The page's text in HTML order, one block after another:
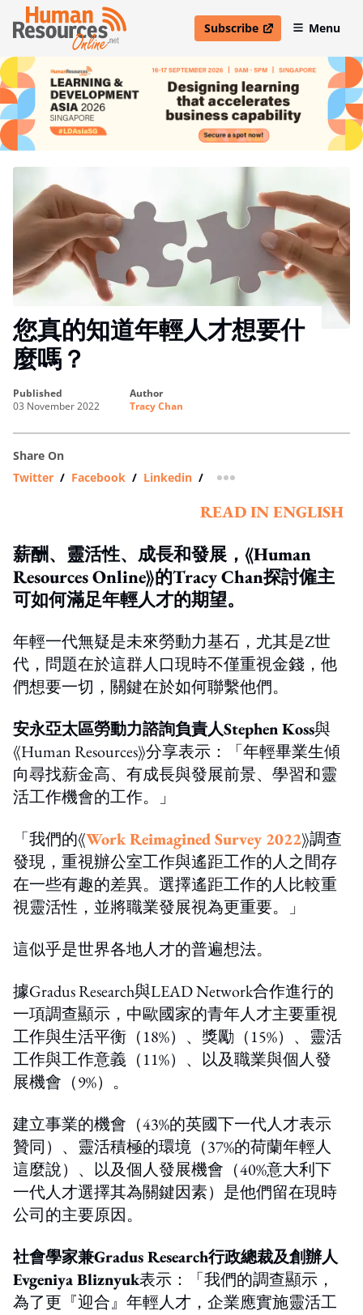
Subscribe
open in new windowMenu
您真的知道年輕人才想要什
麼嗎？
published
03 November 2022
author
Tracy Chan
Share On
Twitter / Facebook / Linkedin / more sharing option
READ IN ENGLISH
薪酬、靈活性、成長和發展，《Human
Resources Online》的Tracy Chan探討僱主
可如何滿足年輕人才的期望。
年輕一代無疑是未來勞動力基石，尤其是Z世
代，問題在於這群人口現時不僅重視金錢，他
們想要一切，關鍵在於如何聯繫他們。
安永亞太區勞動力諮詢負責人Stephen Koss與
《Human Resources》分享表示：「年輕畢業生傾
向尋找薪金高、有成長與發展前景、學習和靈
活工作機會的工作。」
「我們的《Work Reimagined Survey 2022》調查
發現，重視辦公室工作與遙距工作的人之間存
在一些有趣的差異。選擇遙距工作的人比較重
視靈活性，並將職業發展視為更重要。」
這似乎是世界各地人才的普遍想法。
據Gradus Research與LEAD Network合作進行的
一項調查顯示，中歐國家的青年人才主要重視
工作與生活平衡（18%）、獎勵（15%）、靈活
工作與工作意義（11%）、以及職業與個人發
展機會（9%）。
建立事業的機會（43%的英國下一代人才表示
贊同）、靈活積極的環境（37%的荷蘭年輕人
這麼說）、以及個人發展機會（40%意大利下
一代人才選擇其為關鍵因素）是他們留在現時
公司的主要原因。
社會學家兼Gradus Research行政總裁及創辦人
Evgeniya Bliznyuk表示：「我們的調查顯示，
為了更『迎合』年輕人才，企業應實施靈活工